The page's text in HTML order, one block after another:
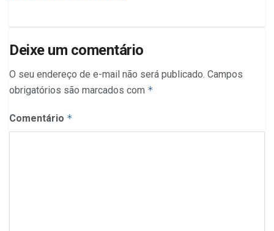
Deixe um comentário
O seu endereço de e-mail não será publicado. Campos
obrigatórios são marcados com *
Comentário *